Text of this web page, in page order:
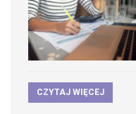
CZYTAJ WIĘCEJ